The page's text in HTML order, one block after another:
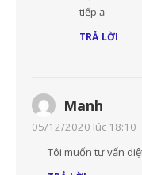
tiếp ạ
TRẢ LỜI
Manh
05/12/2020 lúc 18:10
Tôi muốn tư vấn